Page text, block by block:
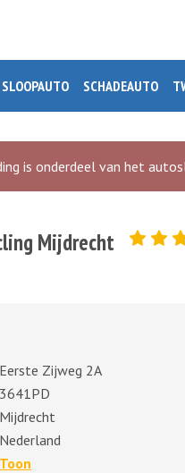
SLOOPAUTO SCHADEAUTO
is onderdeel van het
Mijdrecht
Eerste Zijweg 2A
3641PD
Mijdrecht
Nederland
Toon